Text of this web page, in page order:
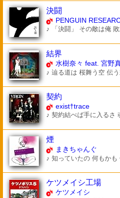
決闘
PENGUIN
♪ 「決闘」 その敵は俺
結界
水樹奈々 feat. 宮野
♪ 辿る道は 桜舞う空 伝
契約
exist†trace
♪ 契約結べば手に入るさ
煙
まきちゃんぐ
♪ 知っていたの 何もかも
ケツメイシ工場
ケツメイシ